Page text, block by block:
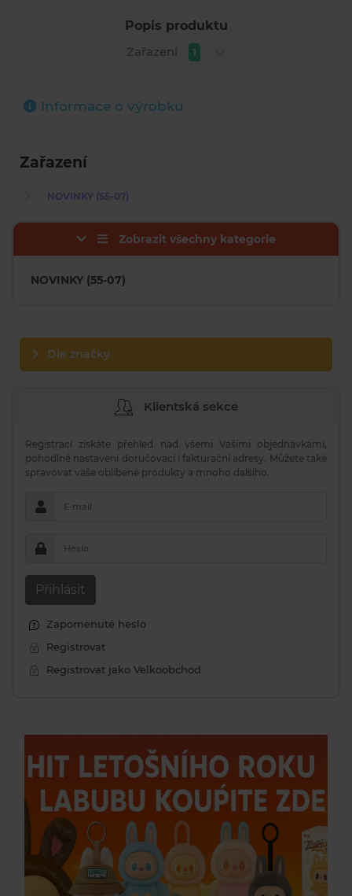
Popis produktu
Zařazení
1
Informace o výrobku
Zařazení
NOVINKY (55-07)
Zobrazit všechny kategorie
NOVINKY (55-07)
Dle značky
Klientská sekce
Registrací získáte přehled nad všemi Vašimi objednávkami,
pohodlné nastavení doručovací i fakturační adresy. Můžete také
spravovat vaše oblíbené produkty a mnoho dalšího.
E-mail
Heslo
Přihlásit
Zapomenuté heslo
Registrovat
Registrovat jako Velkoobchod